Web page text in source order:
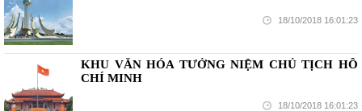
18/10/2018 16:01:23
KHU VĂN HÓA TƯỞNG NIỆM CHỦ TỊCH HỒ
CHÍ MINH
18/10/2018 16:01:23